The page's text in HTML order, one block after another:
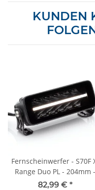
KUNDEN
Fernscheinwerfer - S70F
Range Duo PL - 204mm -
ECE-R112 - Positionslicht
82,99 € *